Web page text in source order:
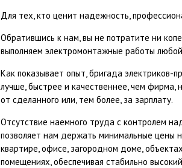
Для тех, кто ценит надежность,
Обратившись к нам, вы не потратите ни
выполняем электромонтажные работы
Как показывает опыт, бригада электриков-
лучше, быстрее и качественнее, чем фирма,
от сделанного или, тем более, за зарплату.
Отсутствие наемного труда с контролем
позволяет нам держать минимальные цены
квартире, офисе, загородном доме,
помещениях, обеспечивая стабильно